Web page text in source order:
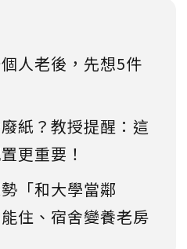
人老後，先想5件
紙？教授提醒：這
更重要！
「和大學當鄰
住、宿舍變養老房